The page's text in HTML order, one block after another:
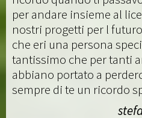
per andare insieme al
nostri progetti per l
che eri una persona
tantissimo che per tanti
abbiano portato a
sempre di te un ricordo